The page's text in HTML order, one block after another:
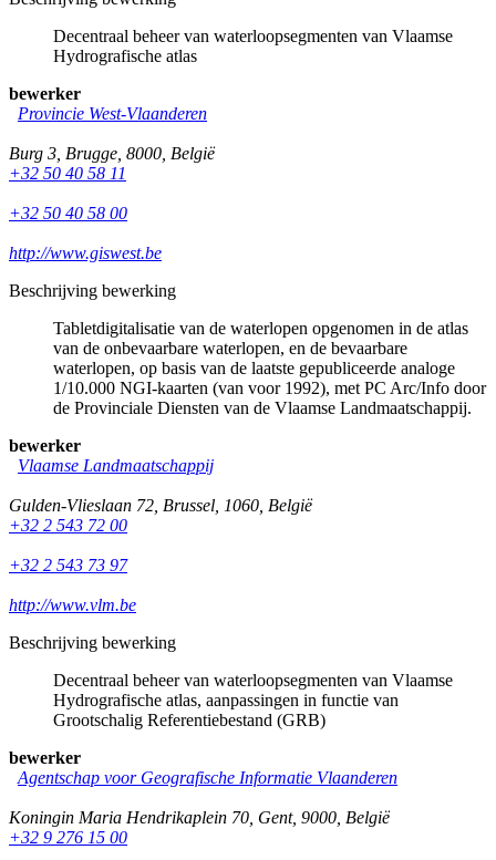
Decentraal beheer van waterloopsegmenten van Vlaamse
Hydrografische atlas
bewerker
Provincie West-Vlaanderen
Burg 3 Brugge 8000 België
+32 50 40 58 11
+32 50 40 58 00
http://www.giswest.be
Beschrijving bewerking
Tabletdigitalisatie van de waterlopen opgenomen in de atlas
van de onbevaarbare waterlopen, en de bevaarbare
waterlopen, op basis van de laatste gepubliceerde analoge
1/10.000 NGI-kaarten (van voor 1992), met PC Arc/Info door
de Provinciale Diensten van de Vlaamse Landmaatschappij.
bewerker
Vlaamse Landmaatschappij
Gulden-Vlieslaan 72 Brussel 1060 België
+32 2 543 72 00
+32 2 543 73 97
http://www.vlm.be
Beschrijving bewerking
Decentraal beheer van waterloopsegmenten van Vlaamse
Hydrografische atlas, aanpassingen in functie van
Grootschalig Referentiebestand (GRB)
bewerker
Agentschap voor Geografische Informatie Vlaanderen
Koningin Maria Hendrikaplein 70 Gent, 9000 België
+32 9 276 15 00